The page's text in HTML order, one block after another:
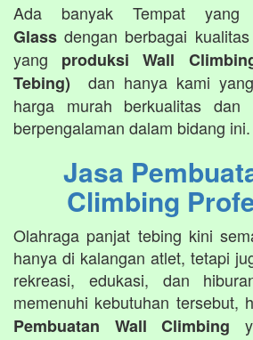
Ada banyak Tempat yang
Glassdengan berbagai kualitas
yang produksi Wall
Tebing) dan hanya kami
harga murah berkualitas dan
berpengalaman dalam bidang ini.
Jasa
Climbing
Olahraga panjat tebing kini
hanya di kalangan atlet, tetapi
rekreasi, edukasi, dan
memenuhi kebutuhan tersebut,
Pembuatan Wall Climbing